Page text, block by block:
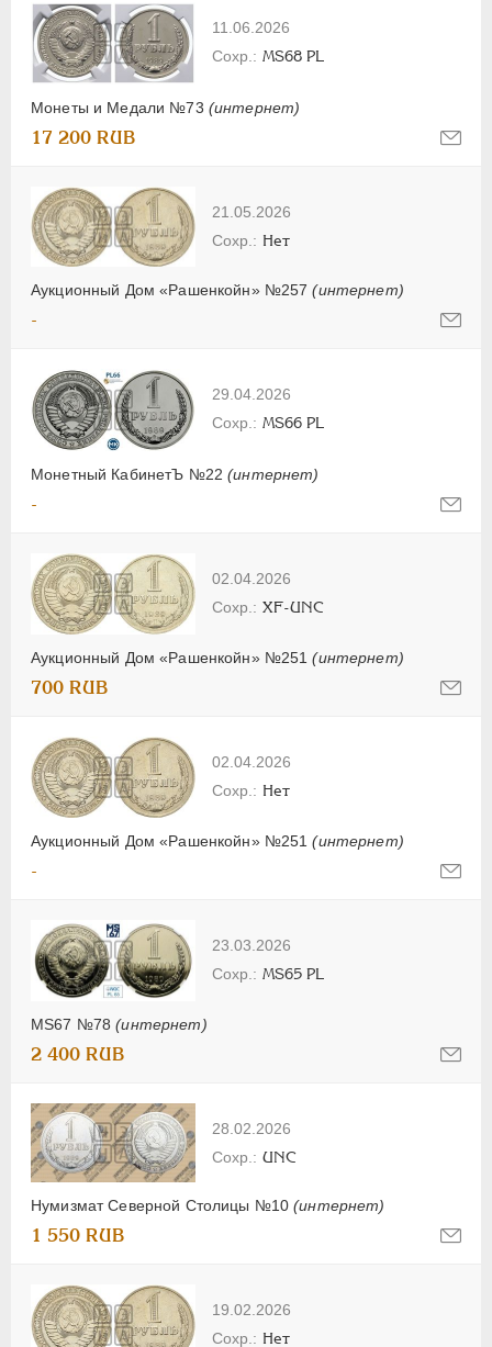
11.06.2026
Монеты и Медали №73 (интернет)
MS68 PL
17 200 RUB
21.05.2026
Аукционный Дом «Рашенкойн» №257(интернет)
Нет
-
29.04.2026
Монетный КабинетЪ №22(интернет)
MS66 PL
-
02.04.2026
Аукционный Дом «Рашенкойн» №251(интернет)
XF-UNC
700 RUB
02.04.2026
Аукционный Дом «Рашенкойн» №251(интернет)
Нет
-
23.03.2026
MS67 №78(интернет)
MS65 PL
2 400 RUB
28.02.2026
Нумизмат Северной Столицы №10(интернет)
UNC
1 550 RUB
19.02.2026
Нет